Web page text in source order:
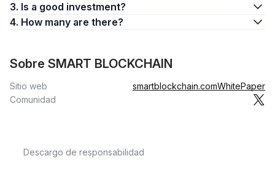
3. Is a good investment?
4. How many are there?
Sobre SMART BLOCKCHAIN
Sitio web smartblockchain.comWhitePaper
Comunidad
Descargo de responsabilidad